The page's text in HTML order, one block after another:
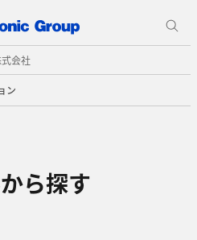
会社
ン
ら探す